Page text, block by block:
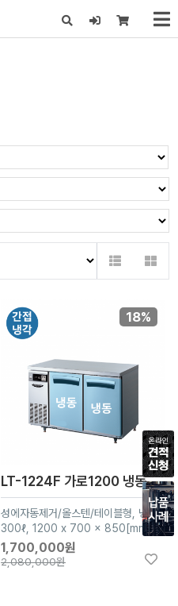
18%
LT-1224F 가로1200 냉동2칸
성에자동제거/올스텐/테이블형, 냉동
300ℓ, 1200 x 700 x 850[mm]
1,700,000원
2,080,000원